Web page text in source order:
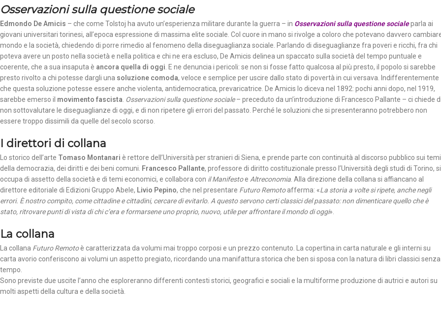
Osservazioni sulla questione sociale
Edmondo De Amicis – che come Tolstoj ha avuto un’esperienza militare durante la guerra – in Osservazioni sulla questione socialeparla ai
giovani universitari torinesi, all’epoca espressione di massima elite sociale. Col cuore in mano si rivolge a coloro che potevano davvero
mondo e la società, chiedendo di porre rimedio al fenomeno della diseguaglianza sociale. Parlando di diseguaglianze fra poveri e ricchi, fra chi
poteva avere un posto nella società e nella politica e chi ne era escluso, De Ami­cis delinea un spaccato sulla società del tempo puntuale e
coerente, che a sua insaputa è ancora quella di oggi. E ne denuncia i pericoli: se non si fosse fatto qualcosa al più presto, il popolo si sarebbe
presto rivolto a chi potesse dargli una soluzione comoda, veloce e semplice per uscire dallo stato di povertà in cui versava. Indifferentemente
che questa soluzione potesse essere anche violenta, antidemocratica, prevaricatrice. De Amicis lo diceva nel 1892: pochi anni dopo, nel 1919,
sarebbe emerso il movimento fascista. Osservazioni sulla questione sociale– preceduto da un’introduzione di Francesco Pallante – ci chiede
non sottovalutare le diseguaglianze di oggi, e di non ripetere gli errori del passato. Perché le soluzioni che si presenteranno potrebbero non
essere troppo dissimili da quelle del secolo scorso.
I direttori di collana
Lo storico dell’arte Tomaso Montanari è rettore dell’Università per stranieri di Siena, e prende parte con continuità al discorso pubblico sui temi
della democrazia, dei diritti e dei beni comuni. Francesco Pallante, professore di diritto costituzionale presso l’Università degli studi di Torino, si
occupa di assetto della società e di temi economici, e collabora con il Manifestoe Altreconomia. Alla direzione della collana si affiancano al
direttore editoriale di Edizioni Gruppo Abele, Livio Pepino, che nel presentare Futuro Remotoafferma: «La storia a volte si ripete, anche negli
errori. È nostro compito, come cittadine e cittadini, cercare di evitarlo. A questo servono certi classici del passato: non dimenticare quello che è
stato, ritrovare punti di vista di chi c’era e formarsene uno proprio, nuovo, utile per affrontare il mondo di oggi».
La collana
La collana Futuro Remotoè caratterizzata da volumi mai troppo corposi e un prezzo contenuto. La copertina in carta naturale e gli interni su
carta avorio conferiscono ai volumi un aspetto pregiato, ricordando una manifattura storica che ben si sposa con la natura di libri classici senza
tempo.
Sono previste due uscite l’anno che esploreranno differenti contesti storici, geografici e sociali e la multiforme produzione di autrici e autori su
molti aspetti della cultura e della società.